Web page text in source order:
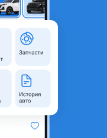
Акмолинская